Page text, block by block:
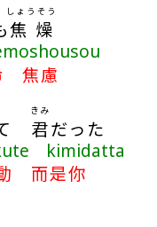
焦燥
しょうそう
焦慮
君
きみ
だった
kimidatta
而是你